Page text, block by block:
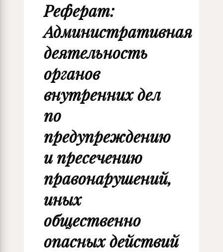
Реферат:
Административная
деятельность
органов
внутренних дел
по
предупреждению
и пресечению
правонарушений,
иных
общественно
опасных действий